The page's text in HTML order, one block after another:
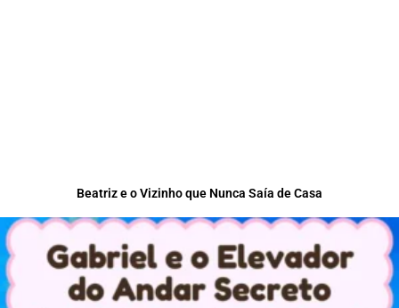
Beatriz e o Vizinho que Nunca Saía de Casa